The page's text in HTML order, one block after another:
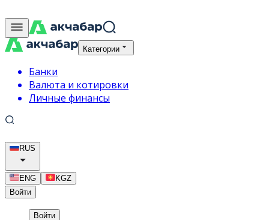
Категории
Банки
Валюта и котировки
Личные финансы
RUS
ENG
KGZ
Войти
Войти